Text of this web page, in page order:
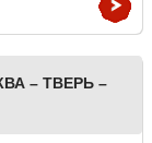
– ТВЕРЬ –